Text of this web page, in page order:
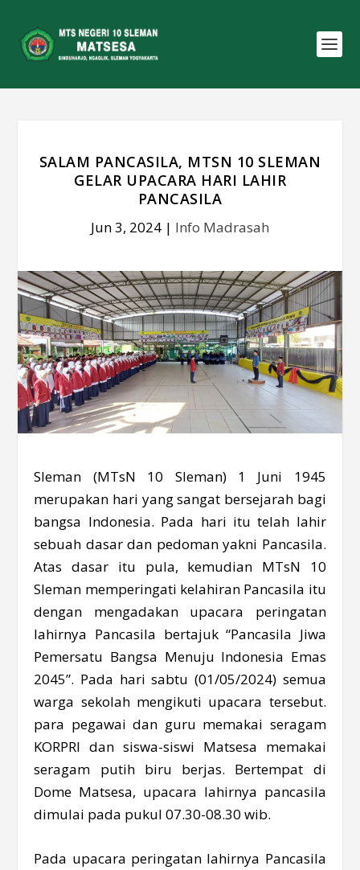
SALAM PANCASILA, MTSN 10 SLEMAN
GELAR UPACARA HARI LAHIR
PANCASILA
Jun 3, 2024 | Info Madrasah
Sleman (MTsN 10 Sleman) 1 Juni 1945
merupakan hari yang sangat bersejarah bagi
bangsa Indonesia. Pada hari itu telah lahir
sebuah dasar dan pedoman yakni Pancasila.
Atas dasar itu pula, kemudian MTsN 10
Sleman memperingati kelahiran Pancasila itu
dengan mengadakan upacara peringatan
lahirnya Pancasila bertajuk “Pancasila Jiwa
Pemersatu Bangsa Menuju Indonesia Emas
2045”. Pada hari sabtu (01/05/2024) semua
warga sekolah mengikuti upacara tersebut.
para pegawai dan guru memakai seragam
KORPRI dan siswa-siswi Matsesa memakai
seragam putih biru berjas. Bertempat di
Dome Matsesa, upacara lahirnya pancasila
dimulai pada pukul 07.30-08.30 wib.
Pada upacara peringatan lahirnya Pancasila